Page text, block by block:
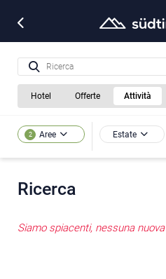
Hotel Offerte Attività
2 Aree Estate
Ricerca
Siamo spiacenti, nessuna